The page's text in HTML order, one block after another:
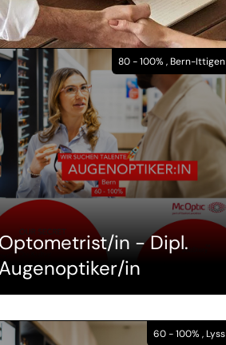
80 - 100% , Bern-Ittigen
in - Dipl.
in
60 - 100% , Lyss